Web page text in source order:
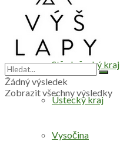
Praha
Středočeský kraj
Ústecký kraj
Vysočina
Žádný výsledek
Zobrazit všechny výsledky